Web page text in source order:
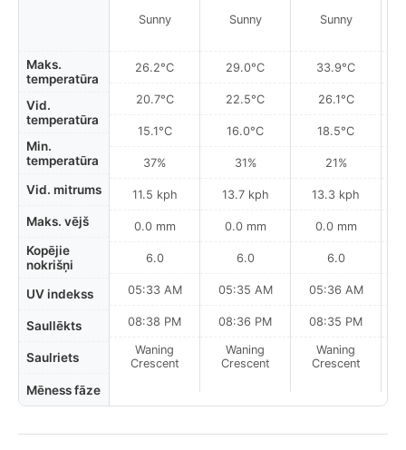
Maks.
temperatūra
Vid.
temperatūra
Min.
temperatūra
Vid. mitrums
Maks. vējš
Kopējie
nokrišņi
UV indekss
Saullēkts
Saulriets
Mēness fāze
Sunny
26.2°C
20.7°C
15.1°C
37%
11.5 kph
0.0 mm
6.0
05:33 AM
08:38 PM
Waning
Crescent
Sunny
29.0°C
22.5°C
16.0°C
31%
13.7 kph
0.0 mm
6.0
05:35 AM
08:36 PM
Waning
Crescent
Sunny
33.9°C
26.1°C
18.5°C
21%
13.3 kph
0.0 mm
6.0
05:36 AM
08:35 PM
Waning
Crescent